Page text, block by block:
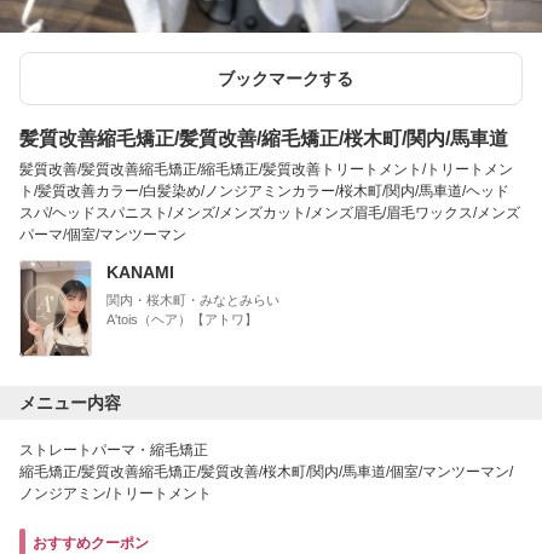
ブックマークする
髪質改善縮毛矯正/髪質改善/縮毛矯正/桜木町/関内/馬車道
髪質改善/髪質改善縮毛矯正/縮毛矯正/髪質改善トリートメント/トリートメン
ト/髪質改善カラー/白髪染め/ノンジアミンカラー/桜木町/関内/馬車道/ヘッド
スパ/ヘッドスパニスト/メンズ/メンズカット/メンズ眉毛/眉毛ワックス/メンズ
パーマ/個室/マンツーマン
KANAMI
関内・桜木町・みなとみらい
A'tois（ヘア）【アトワ】
メニュー内容
ストレートパーマ・縮毛矯正
縮毛矯正/髪質改善縮毛矯正/髪質改善/桜木町/関内/馬車道/個室/マンツーマン/
ノンジアミン/トリートメント
おすすめクーポン